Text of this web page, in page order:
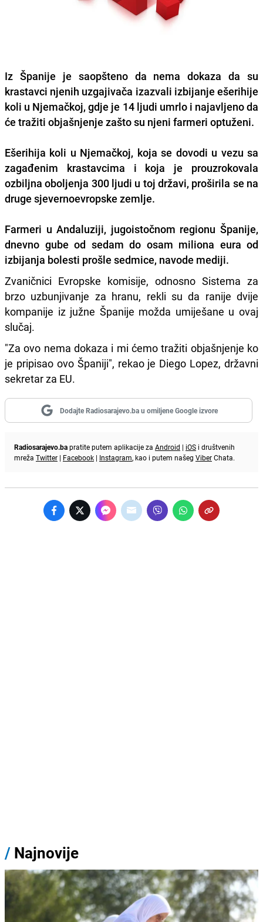
Iz Španije je saopšteno da nema dokaza da su
krastavci njenih uzgajivača izazvali izbijanje ešerihije
koli u Njemačkoj, gdje je 14 ljudi umrlo i najavljeno da
će tražiti objašnjenje zašto su njeni farmeri optuženi.
Ešerihija koli u Njemačkoj, koja se dovodi u vezu sa
zagađenim krastavcima i koja je prouzrokovala
ozbiljna oboljenja 300 ljudi u toj državi, proširila se na
druge sjevernoevropske zemlje.
Farmeri u Andaluziji, jugoistočnom regionu Španije,
dnevno gube od sedam do osam miliona eura od
izbijanja bolesti prošle sedmice, navode mediji.
Zvaničnici Evropske komisije, odnosno Sistema za
brzo uzbunjivanje za hranu, rekli su da ranije dvije
kompanije iz južne Španije možda umiješane u ovaj
slučaj.
"Za ovo nema dokaza i mi ćemo tražiti objašnjenje ko
je pripisao ovo Španiji", rekao je Diego Lopez, državni
sekretar za EU.
Dodajte Radiosarajevo.ba u omiljene Google izvore
Radiosarajevo.bapratite putem aplikacije za Android | iOS i društvenih
mreža Twitter | Facebook | Instagram, kao i putem našeg ViberChata.
/ Najnovije